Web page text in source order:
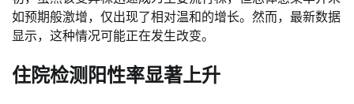
如预期般激增，仅出现了相对温和的增长。然而，最新数据
显示，这种情况可能正在发生改变。
住院检测阳性率显著上升